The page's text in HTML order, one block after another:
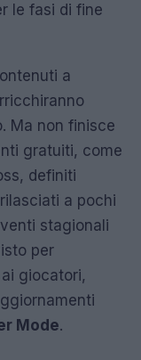
le fasi di fine
a
Ma non finisce
gratuiti, come
definiti
a pochi
stagionali
per
giocatori,
Mode.